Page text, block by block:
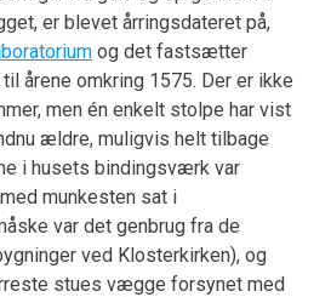
er blevet årringsdateret på,
og det fastsætter
årene omkring 1575. Der er ikke
men én enkelt stolpe har vist
ældre, muligvis helt tilbage
i husets bindingsværk var
munkesten sat i
var det genbrug fra de
ved Klosterkirken), og
stues vægge forsynet med